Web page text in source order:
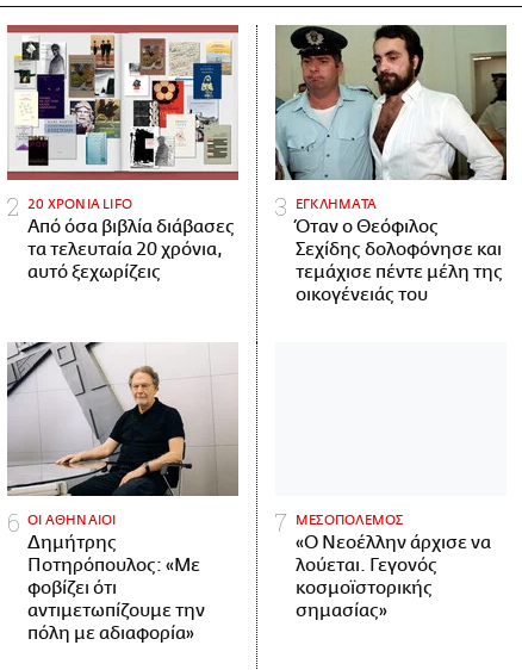
20 ΧΡΟΝΙΑ LIFO
Από όσα βιβλία διάβασες
τα τελευταία 20 χρόνια,
αυτό ξεχωρίζεις
ΕΓΚΛΗΜΑΤΑ
Όταν ο Θεόφιλος
Σεχίδης δολοφόνησε και
τεμάχισε πέντε μέλη της
οικογένειάς του
ΟΙ ΑΘΗΝΑΙΟΙ
Δημήτρης
Ποτηρόπουλος: «Με
φοβίζει ότι
αντιμετωπίζουμε την
πόλη με αδιαφορία»
ΜΕΣΟΠΟΛΕΜΟΣ
«Ο Νεοέλλην άρχισε να
λούεται. Γεγονός
κοσμοϊστορικής
σημασίας»